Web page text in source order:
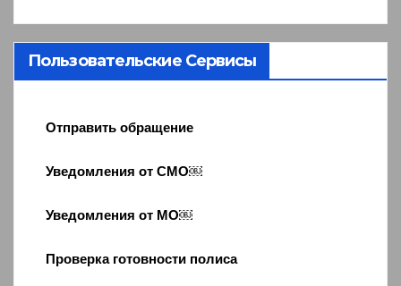
Пользовательские Сервисы
Отправить обращение
Уведомления от СМО￼
Уведомления от МО￼
Проверка готовности полиса